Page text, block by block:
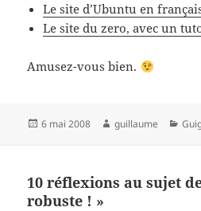
Le site d’Ubuntu en
Le site du zero, avec un
Amusez-vous bien.
Publié
6 mai 2008 Auteur
guillaume
10 réflexions au sujet
robuste ! »